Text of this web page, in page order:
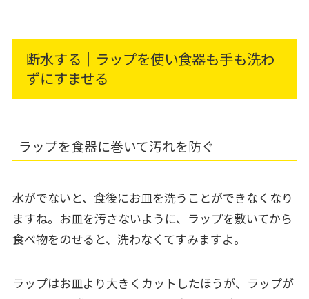
断水する｜ラップを使い食器も手も洗わ
ずにすませる
ラップを食器に巻いて汚れを防ぐ
水がでないと、食後にお皿を洗うことができなくなり
ますね。お皿を汚さないように、ラップを敷いてから
食べ物をのせると、洗わなくてすみますよ。
ラップはお皿より大きくカットしたほうが、ラップが